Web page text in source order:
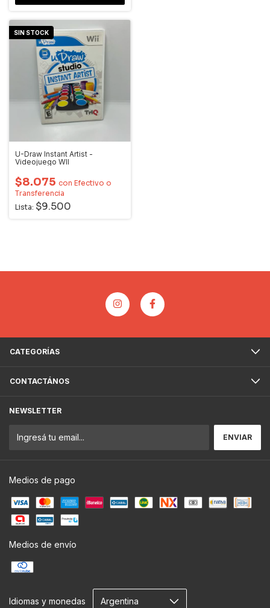
SIN STOCK
U-Draw Instant Artist -
Videojuego WII
$8.075 con Efectivo o
Transferencia
Lista: $9.500
CATEGORÍAS
CONTACTÁNOS
NEWSLETTER
Medios de pago
Medios de envío
Idiomas y monedas